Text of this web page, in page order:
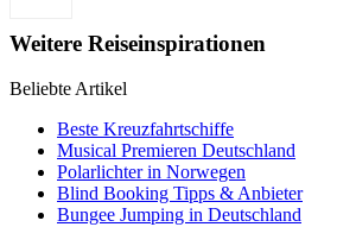
Weitere Reiseinspirationen
Beliebte Artikel
Beste Kreuzfahrtschiffe
Musical Premieren Deutschland
Polarlichter in Norwegen
Blind Booking Tipps & Anbieter
Bungee Jumping in Deutschland